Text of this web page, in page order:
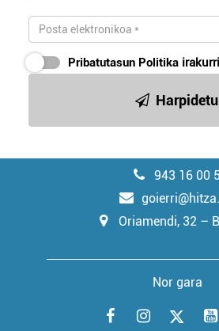
Pribatutasun Politika
Harpidetu
943 16 00
Oriamendi, 32 –
Nor gara